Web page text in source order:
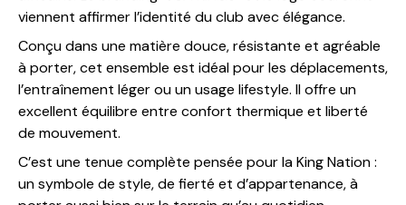
viennent affirmer l’identité du club avec élégance.
Conçu dans une matière douce, résistante et agréable
à porter, cet ensemble est idéal pour les déplacements,
l’entraînement léger ou un usage lifestyle. Il offre un
excellent équilibre entre confort thermique et liberté
de mouvement.
C’est une tenue complète pensée pour la King Nation :
un symbole de style, de fierté et d’appartenance, à